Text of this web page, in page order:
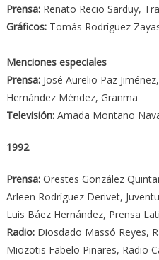
Prensa:Renato Recio Sarduy,
Gráficos:Tomás Rodríguez
Menciones especiales
Prensa:José Aurelio Paz
Hernández Méndez, Granma
Televisión:Amada Montano
1992
Prensa:Orestes González
Arleen Rodríguez Derivet,
Luis Báez Hernández, Prensa
Radio:Diosdado Massó Reyes,
Miozotis Fabelo Pinares, Radio